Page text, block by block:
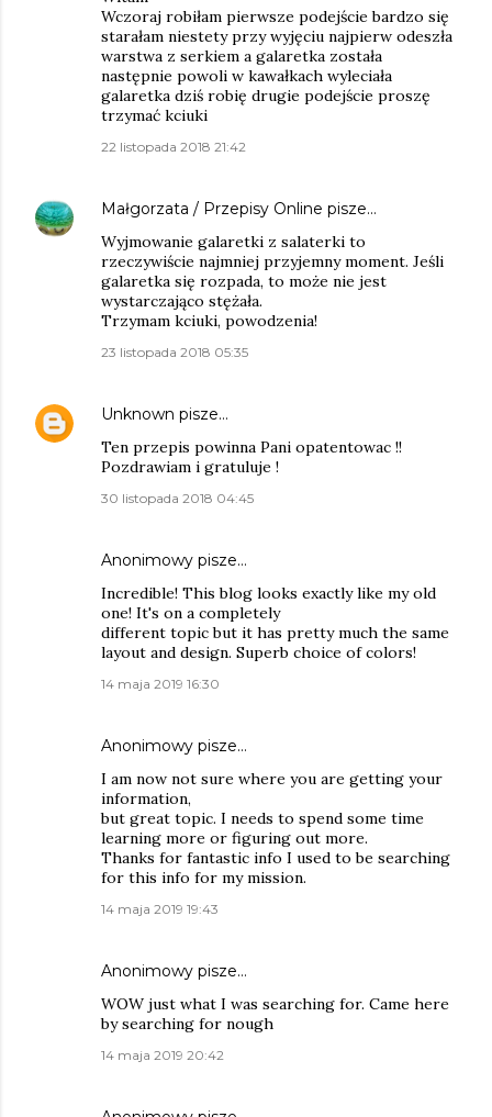
Wczoraj robiłam pierwsze podejście bardzo się
starałam niestety przy wyjęciu najpierw odeszła
warstwa z serkiem a galaretka została
następnie powoli w kawałkach wyleciała
galaretka dziś robię drugie podejście proszę
trzymać kciuki
22 listopada 2018 21:42
Małgorzata / Przepisy Online pisze…
Wyjmowanie galaretki z salaterki to
rzeczywiście najmniej przyjemny moment. Jeśli
galaretka się rozpada, to może nie jest
wystarczająco stężała.
Trzymam kciuki, powodzenia!
23 listopada 2018 05:35
Unknown pisze…
Ten przepis powinna Pani opatentowac !!
Pozdrawiam i gratuluje !
30 listopada 2018 04:45
Anonimowy pisze…
Incredible! This blog looks exactly like my old
one! It's on a completely
different topic but it has pretty much the same
layout and design. Superb choice of colors!
14 maja 2019 16:30
Anonimowy pisze…
I am now not sure where you are getting your
information,
but great topic. I needs to spend some time
learning more or figuring out more.
Thanks for fantastic info I used to be searching
for this info for my mission.
14 maja 2019 19:43
Anonimowy pisze…
WOW just what I was searching for. Came here
by searching for nough
14 maja 2019 20:42